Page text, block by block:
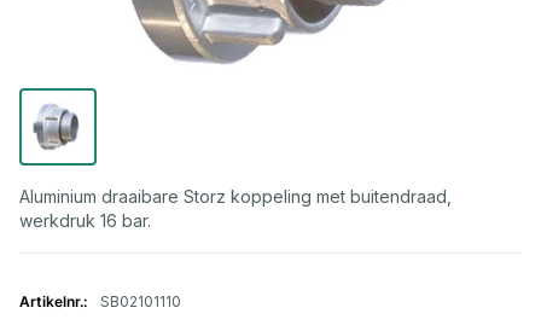
Aluminium draaibare Storz koppeling met buitendraad,
werkdruk 16 bar.
SB02101110